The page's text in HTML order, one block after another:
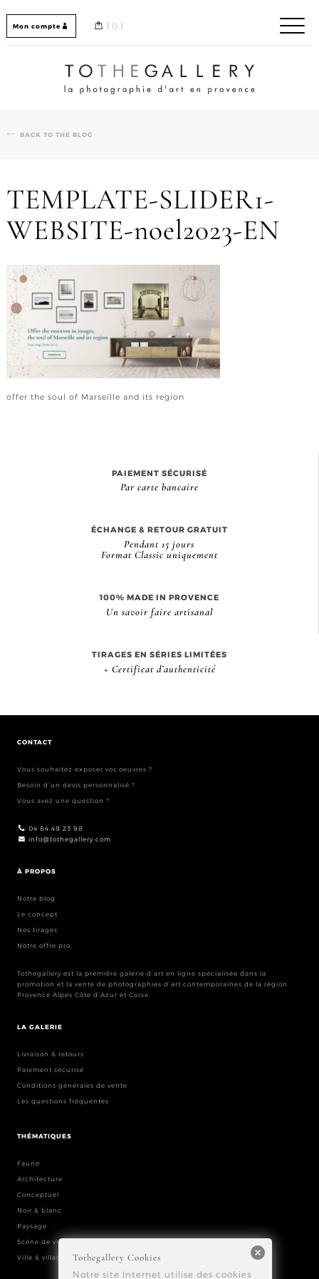
Mon compte 0
Home / Accueil
BACK TO THE BLOG
TEMPLATE-SLIDER1-
WEBSITE-noel2023-EN
offer the soul of Marseille and its region
PAIEMENT SÉCURISÉ
Par carte bancaire
ÉCHANGE & RETOUR GRATUIT
Pendant 15 jours
Format Classic uniquement
100% MADE IN PROVENCE
Un savoir faire artisanal
TIRAGES EN SÉRIES LIMITÉES
+ Certificat d’authenticité
CONTACT
Vous souhaitez exposer vos oeuvres ?
Besoin d’un devis personnalisé ?
Vous avez une question ?
04 84 49 23 98
info@tothegallery.com
À PROPOS
Notre blog
Le concept
Nos tirages
Notre offre pro
Tothegallery est la première galerie d’art en ligne spécialisée dans la
promotion et la vente de photographies d’art contemporaines de la région
Provence Alpes Côte d’Azur et Corse.
LA GALERIE
Livraison & retours
Paiement sécurisé
Conditions générales de vente
Les questions fréquentes
THÉMATIQUES
Faune
Architecture
Conceptuel
Noir & blanc
Paysage
Scène de vie
Ville & village
Tothegallery Cookies
Notre site Internet utilise des cookies